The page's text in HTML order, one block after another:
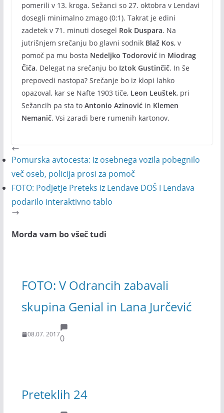
pomerili v 13. kroga. Sežanci so 27. oktobra v Lendavi
dosegli minimalno zmago (0:1). Takrat je edini
zadetek v 71. minuti dosegel Rok Duspara. Na
jutrišnjem srečanju bo glavni sodnik Blaž Kos, v
pomoč pa mu bosta Nedeljko Todorovićin Miodrag
Čiča. Delegat na srečanju bo Iztok Gustinčič. In še
prepovedi nastopa? Srečanje bo iz klopi lahko
opazoval, kar se Nafte 1903 tiče, Leon Leuštek, pri
Sežancih pa sta to Antonio Azinovićin Klemen
Nemanič. Vsi zaradi bere rumenih kartonov.
Pomurska avtocesta: Iz osebnega vozila pobegnilo
več oseb, policija prosi za pomoč
FOTO: Podjetje Preteks iz Lendave DOŠ I Lendava
podarilo interaktivno tablo
Morda vam bo všeč tudi
FOTO: V Odrancih zabavali
skupina Genial in Lana Jurčević
08.07. 20170
Preteklih 24